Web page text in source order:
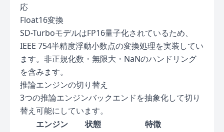
応
Float16変換
SD-TurboモデルはFP16量子化されているため、
IEEE 754半精度浮動小数点の変換処理を実装してい
ます。非正規化数・無限大・NaNのハンドリング
を含みます。
推論エンジンの切り替え
3つの推論エンジンバックエンドを抽象化して切り
替え可能にしています。
エンジン
状態
特徴